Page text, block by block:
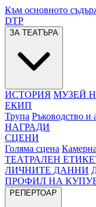
Към основното
DTP
ЗА ТЕАТЪРА
ИСТОРИЯ МУЗЕЙ
ЕКИП
Трупа Ръководство и
НАГРАДИ
СЦЕНИ
Голяма сцена
ТЕАТРАЛЕН
ЛИЧНИТЕ ДАННИ
ПРОФИЛ НА
РЕПЕРТОАР